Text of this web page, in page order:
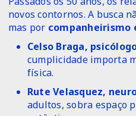
novos contornos. A busca
mas por companheirismo
Celso Braga,
cumplicidade importa
física.
Rute Velasquez,
adultos, sobra espaço